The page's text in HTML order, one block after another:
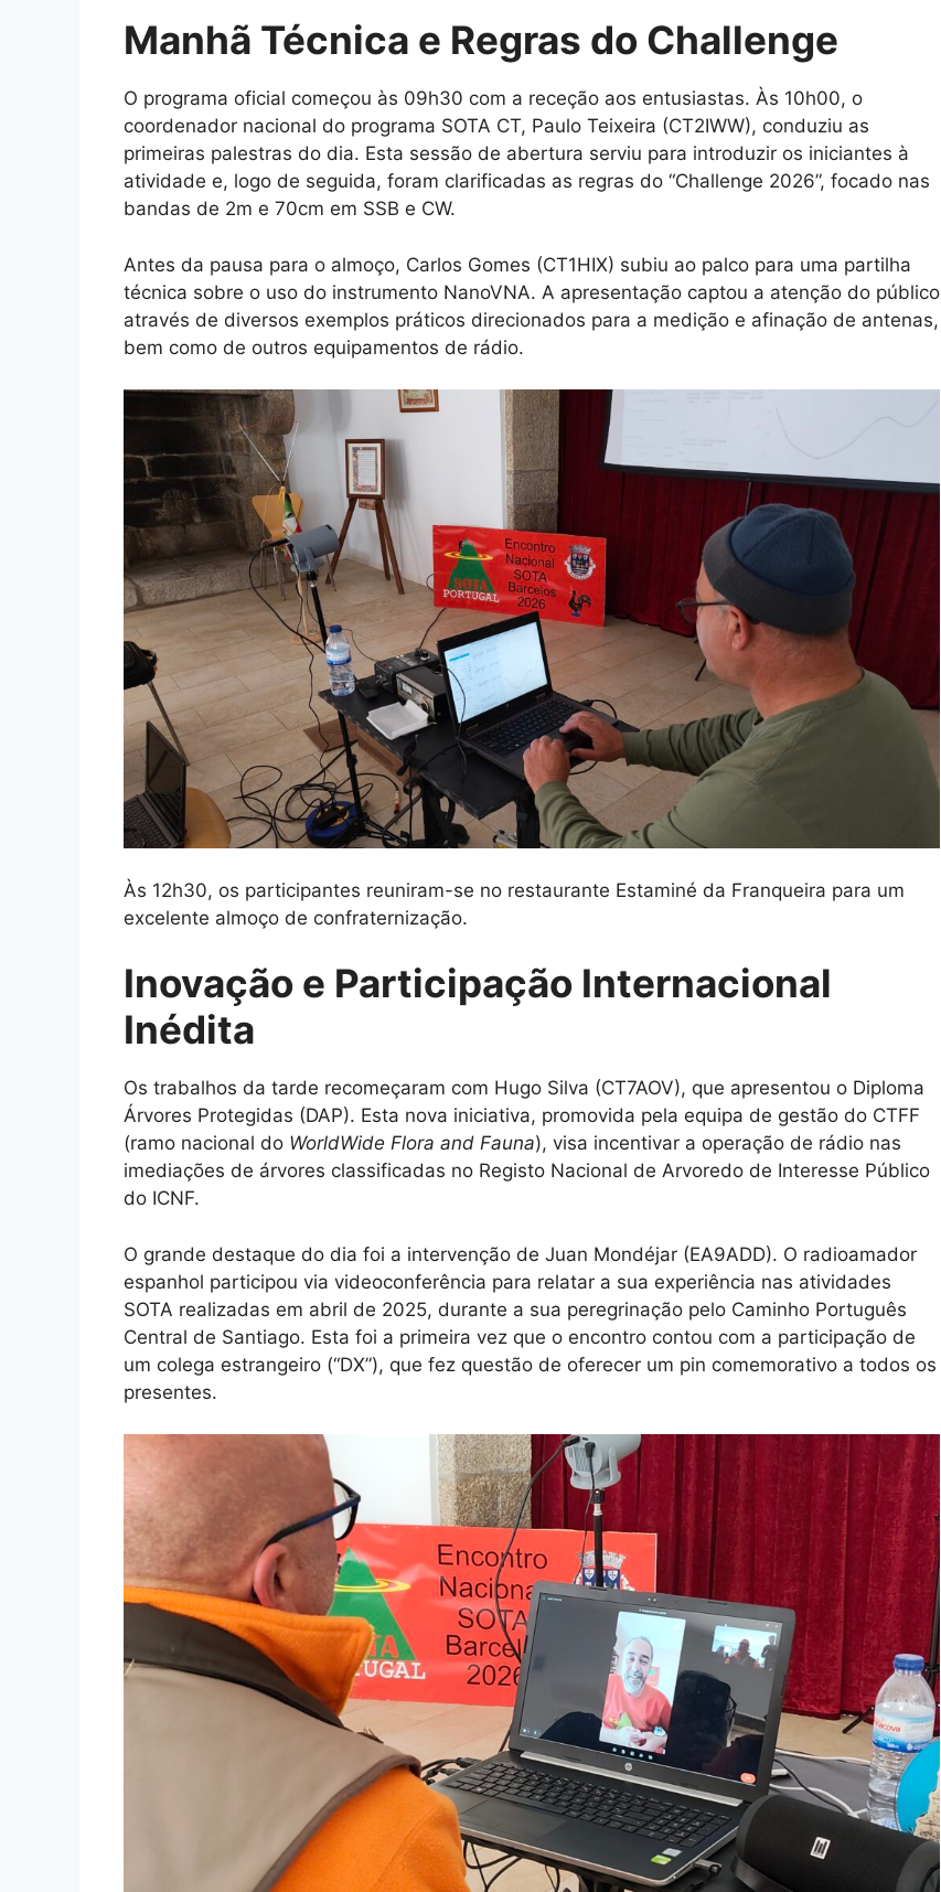
Manhã Técnica e Regras do Challenge
O programa oficial começou às 09h30 com a receção aos entusiastas. Às 10h00, o
coordenador nacional do programa SOTA CT, Paulo Teixeira (CT2IWW), conduziu as
primeiras palestras do dia. Esta sessão de abertura serviu para introduzir os iniciantes à
atividade e, logo de seguida, foram clarificadas as regras do “Challenge 2026”, focado nas
bandas de 2m e 70cm em SSB e CW.
Antes da pausa para o almoço, Carlos Gomes (CT1HIX) subiu ao palco para uma partilha
técnica sobre o uso do instrumento NanoVNA. A apresentação captou a atenção do público
através de diversos exemplos práticos direcionados para a medição e afinação de antenas,
bem como de outros equipamentos de rádio.
Às 12h30, os participantes reuniram-se no restaurante Estaminé da Franqueira para um
excelente almoço de confraternização.
Inovação e Participação Internacional
Inédita
Os trabalhos da tarde recomeçaram com Hugo Silva (CT7AOV), que apresentou o Diploma
Árvores Protegidas (DAP). Esta nova iniciativa, promovida pela equipa de gestão do CTFF
(ramo nacional do WorldWide Flora and Fauna), visa incentivar a operação de rádio nas
imediações de árvores classificadas no Registo Nacional de Arvoredo de Interesse Público
do ICNF.
O grande destaque do dia foi a intervenção de Juan Mondéjar (EA9ADD). O radioamador
espanhol participou via videoconferência para relatar a sua experiência nas atividades
SOTA realizadas em abril de 2025, durante a sua peregrinação pelo Caminho Português
Central de Santiago. Esta foi a primeira vez que o encontro contou com a participação de
um colega estrangeiro (“DX”), que fez questão de oferecer um pin comemorativo a todos os
presentes.